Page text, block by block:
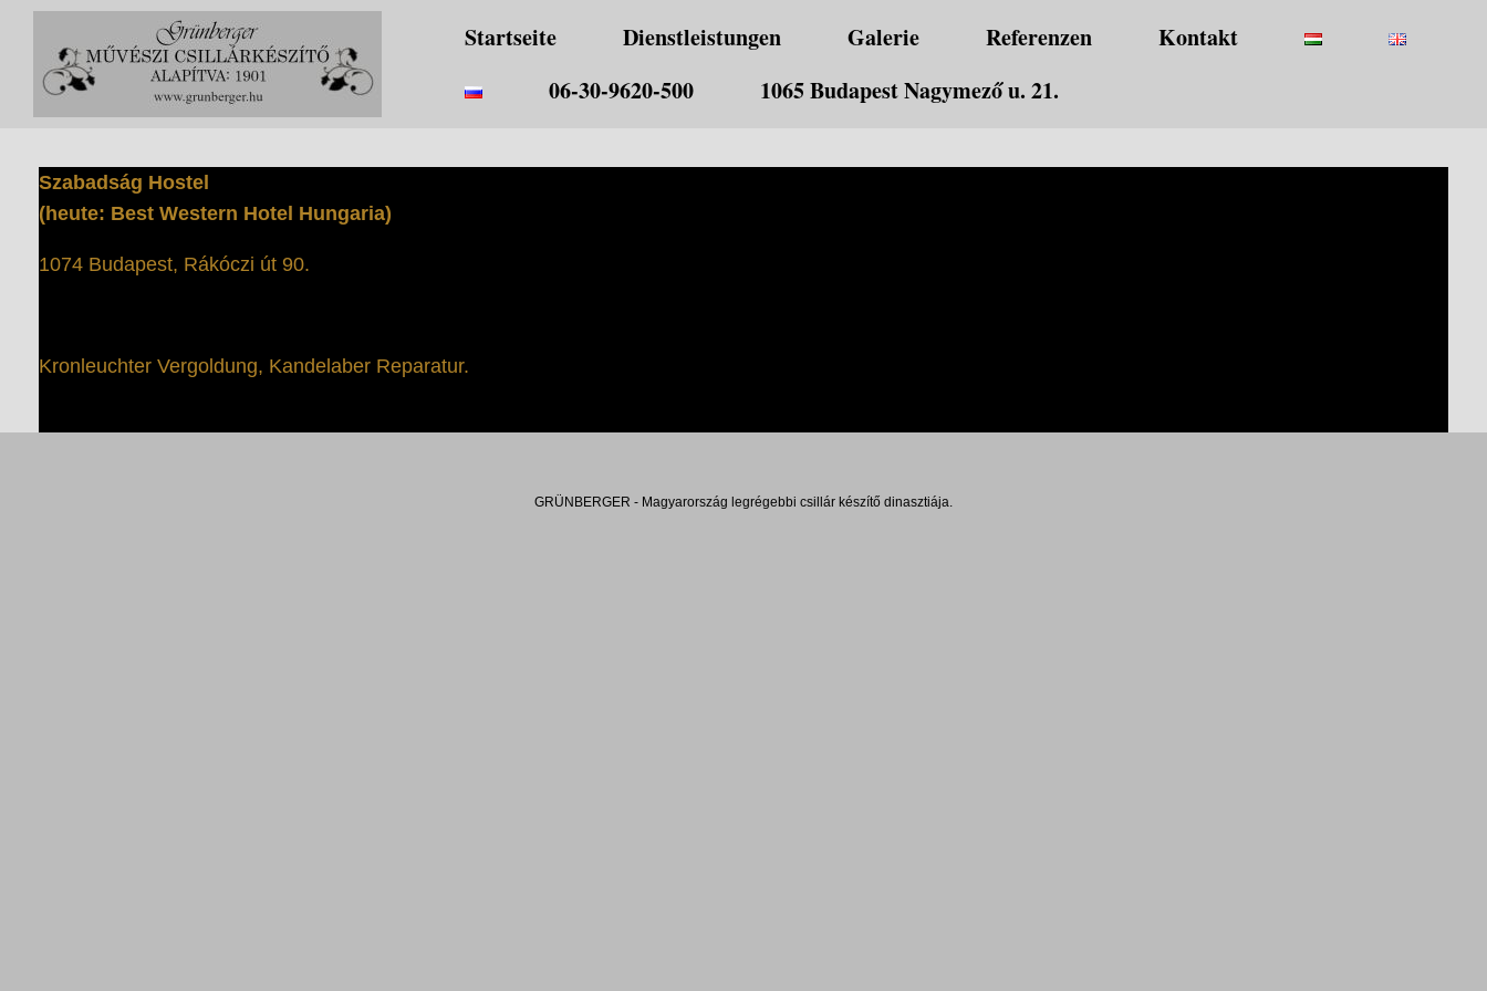
Startseite Dienstleistungen Galerie Referenzen
Kontakt
06-30-9620-500
1065 Budapest Nagymező u. 21.
Szabadság Hostel
(heute: Best Western Hotel Hungaria)
1074 Budapest, Rákóczi út 90.
Kronleuchter Vergoldung, Kandelaber Reparatur.
GRÜNBERGER - Magyarország legrégebbi csillár készítő dinasztiája.